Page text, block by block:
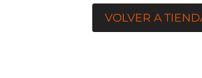
VOLVER A